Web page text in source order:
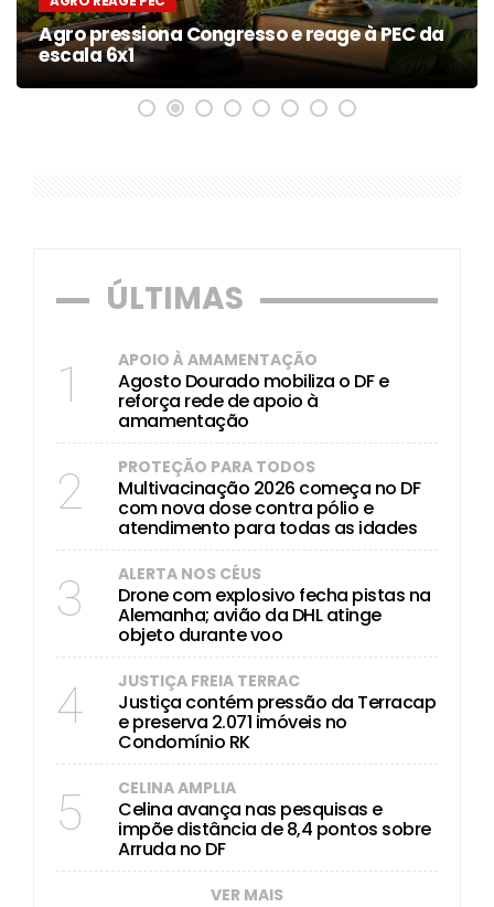
Agro pressiona Congresso e reage à PEC da
escala 6x1
ÚLTIMAS
1 APOIO À AMAMENTAÇÃO
Agosto Dourado mobiliza o DF e
reforça rede de apoio à
amamentação
2 PROTEÇÃO PARA TODOS
Multivacinação 2026 começa no DF
com nova dose contra pólio e
atendimento para todas as idades
3 ALERTA NOS CÉUS
Drone com explosivo fecha pistas na
Alemanha; avião da DHL atinge
objeto durante voo
4 JUSTIÇA FREIA TERRAC
Justiça contém pressão da Terracap
e preserva 2.071 imóveis no
Condomínio RK
5 CELINA AMPLIA
Celina avança nas pesquisas e
impõe distância de 8,4 pontos sobre
Arruda no DF
VER MAIS